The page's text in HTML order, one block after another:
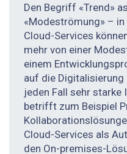
Den Begriff «Trend»
«Modeströmung» –
Cloud-Services
mehr von einer
einem
auf die
jeden Fall sehr starke
betrifft zum Beispiel
Cloud-Services als
den On-premises-